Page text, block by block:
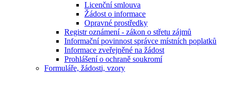
Licenční smlouva
Žádost o informace
Opravné prostředky
Registr oznámení - zákon o střetu zájmů
Informační povinnost správce místních poplatků
Informace zveřejněné na žádost
Prohlášení o ochraně soukromí
Formuláře, žádosti, vzory